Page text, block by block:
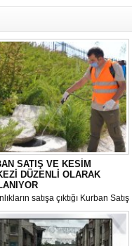
SATIŞ VE KESİM
DÜZENLİ OLARAK
satışa çıktığı Kurban Satış
Merkezi, haşere ve
önüne geçilmesi amacıyla
Gölbaşı Belediyesi ekipleri
düzenli olarak ilaçlanıyor.